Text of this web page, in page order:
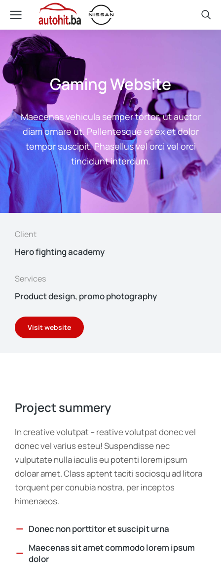
Gaming Website
Maecenas vehicula semper tortor, ut auctor
diam ornare ut. Pellentesque et ex et dolor
tempor suscipit. Phasellus vel orci vel orci
tincidunt interdum.
Client
Hero fighting academy
Services
Product design, promo photography
Visit website
Project summery
In creative volutpat – reative volutpat donec vel
donec vel varius esteu! Suspendisse nec
vulputate nulla iaculis eu potenti lorem ipsum
doloar amet. Class aptent taciti sociosqu ad litora
torquent per conubia nostra, per inceptos
himenaeos.
Donec non porttitor et suscipit urna
Maecenas sit amet commodo lorem ipsum
dolor